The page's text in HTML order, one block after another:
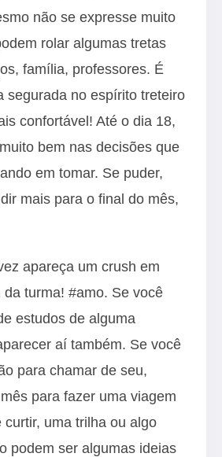
não se expresse muito
rolar algumas tretas
família, professores. É
segurada no espírito treteiro
confortável! Até o dia 18,
bem nas decisões que
em tomar. Se puder,
mais para o final do mês,
apareça um crush em
turma! #amo. Se você
estudos de alguma
aí também. Se você
para chamar de seu,
para fazer uma viagem
curtir, uma trilha ou algo
podem ser algumas ideias